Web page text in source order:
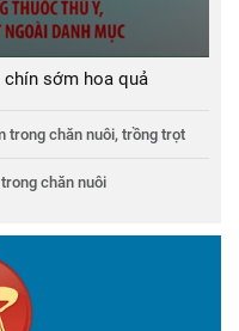
chín sớm hoa quả
trong chăn nuôi, trồng trọt
chăn nuôi